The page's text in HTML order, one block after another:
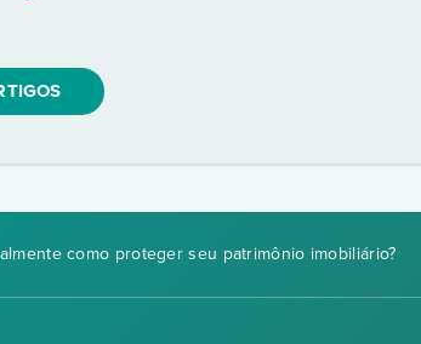
como proteger seu patrimônio imobiliário?